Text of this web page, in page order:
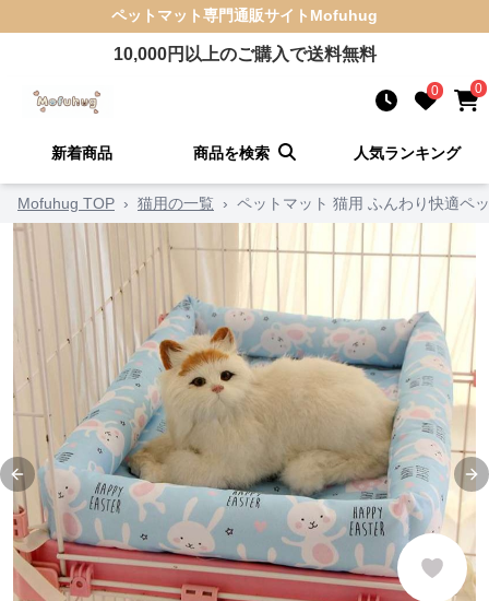
ペットマット専門通販サイト Mofuhug
10,000円以上のご購入で送料無料
0 0
新着商品 商品を検索 人気ランキング
Mofuhug TOP › 猫用の一覧 › ペットマット 猫用 ふんわり快適ペ
Previous slide